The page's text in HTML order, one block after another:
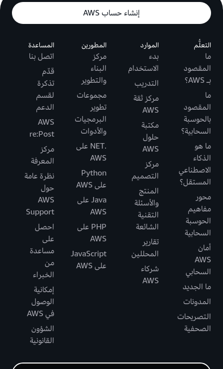
إنشاء حساب AWS
التعلُّم
ما
المقصود
بـ AWS؟
ما
المقصود
بالحوسبة
السحابية؟
ما هو
الذكاء
الاصطناعي
المستقل؟
محور
مفاهيم
الحوسبة
السحابية
أمان
AWS
السحابي
ما الجديد
المدونات
التصريحات
الصحفية
الموارد
بدء
الاستخدام
التدريب
مركز ثقة
AWS
مكتبة
حلول
AWS
مركز
التصميم
المنتج
والأسئلة
التقنية
الشائعة
تقارير
المحللين
شركاء
AWS
المطورين
مركز
البناء
والتطوير
مجموعات
تطوير
البرمجيات
والأدوات
.NET على
AWS
Python
على AWS
Java على
AWS
PHP على
AWS
JavaScript
على AWS
المساعدة
اتصل بنا
قدّم
تذكرة
لقسم
الدعم
AWS
re:Post
مركز
المعرفة
نظرة عامة
حول
AWS
Support
احصل
على
مساعدة
من
الخبراء
إمكانية
الوصول
في AWS
الشؤون
القانونية